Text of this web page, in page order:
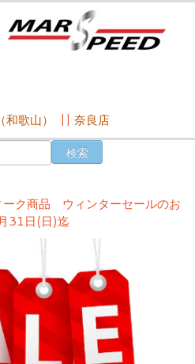
歌山） 奈良店
ーク商品 ウィンターセールのお
31日(日)迄